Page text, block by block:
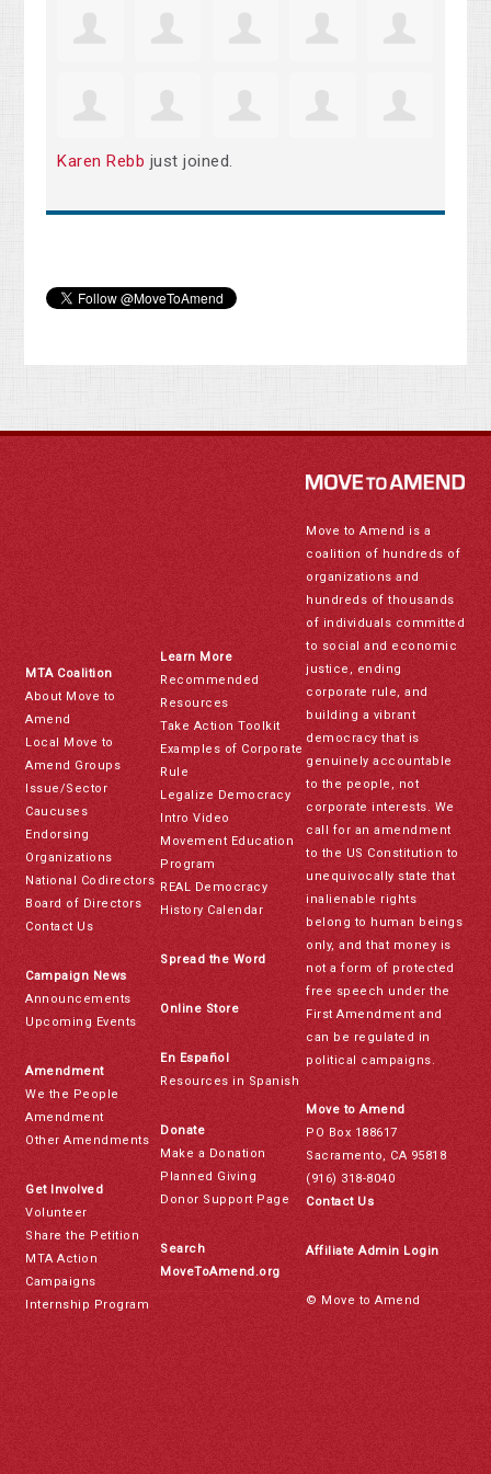
Karen Rebb just joined.
MTA Coalition
About Move to
Amend
Local Move to
Amend Groups
Issue/Sector
Caucuses
Endorsing
Organizations
National Codirectors
Board of Directors
Contact Us
Campaign News
Announcements
Upcoming Events
Amendment
We the People
Amendment
Other Amendments
Get Involved
Volunteer
Share the Petition
MTA Action
Campaigns
Internship Program
Learn More
Recommended
Resources
Take Action Toolkit
Examples of Corporate
Rule
Legalize Democracy
Intro Video
Movement Education
Program
REAL Democracy
History Calendar
Spread the Word
Online Store
En Español
Resources in Spanish
Donate
Make a Donation
Planned Giving
Donor Support Page
Search
MoveToAmend.org
Move to Amend is a
coalition of hundreds of
organizations and
hundreds of thousands
of individuals committed
to social and economic
justice, ending
corporate rule, and
building a vibrant
democracy that is
genuinely accountable
to the people, not
corporate interests. We
call for an amendment
to the US Constitution to
unequivocally state that
inalienable rights
belong to human beings
only, and that money is
not a form of protected
free speech under the
First Amendment and
can be regulated in
political campaigns.
Move to Amend
PO Box 188617
Sacramento, CA 95818
(916) 318-8040
Contact Us
Affiliate Admin Login
© Move to Amend